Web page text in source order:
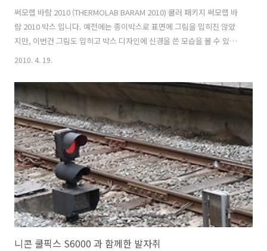
써모랩 바람 2010 (THERMOLAB BARAM 2010) 쿨러 패키지 써모랩 바
람 2010 박스 입니다. 예전에는 종이박스로 표면에 그림을 입히진 않았
지만, 이번건 그림도 입히고 박스 디자인에 신경을 쓴 모습을 볼 수 있습
니다. 종이 패키지는 제가 개인적으로 좋아하는 패키지 입니다. 제품을
모랩 바람 2010 를 열면 내부에는 설명서가 먼저 보입니다. 써모랩 바람
2010 (THERMOLAB BARAM 2010) 구성품 바람 2010 히트싱크와 메인
보드 뒤에 붙이는 가이드와 설명서 그리고 작은 부품들과 써멀컴파운드
로 구성되어있습니다. 팬은 포함되어있지 않습니다. 이렇게 포함되어있
지 않은 이유는 타워형 쿨러경우 사용자의 쿨러 선택폭..
2010. 4. 19.
니콘 쿨픽스 S6000 과 함께한 발자취